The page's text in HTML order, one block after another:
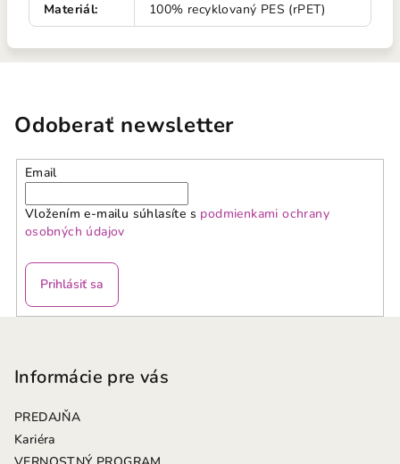
Materiál: 100% recyklovaný PES (rPET)
Odoberať newsletter
Email
Vložením e-mailu súhlasíte s podmienkami ochrany
osobných údajov
Prihlásiť sa
Informácie pre vás
PREDAJŇA
Kariéra